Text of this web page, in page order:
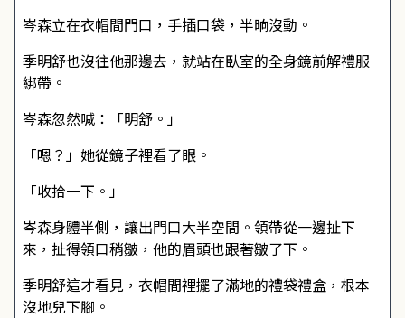
岑森立在衣帽間門口，手插口袋，半晌沒動。
季明舒也沒往他那邊去，就站在臥室的全身鏡前解禮服
綁帶。
岑森忽然喊：「明舒。」
「嗯？」她從鏡子裡看了眼。
「收拾一下。」
岑森身體半側，讓出門口大半空間。領帶從一邊扯下
來，扯得領口稍皺，他的眉頭也跟著皺了下。
季明舒這才看見，衣帽間裡擺了滿地的禮袋禮盒，根本
沒地兒下腳。